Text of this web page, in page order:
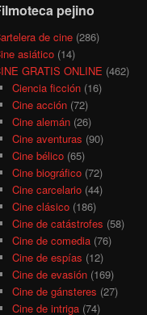
pejino
de cine (286)
asiático (14)
GRATIS ONLINE (462)
Ciencia ficción(16)
Cine acción(72)
Cine alemán(26)
Cine aventuras (90)
Cine bélico(65)
Cine biográfico(72)
Cine carcelario(44)
Cine clásico(186)
Cine de catástrofes (58)
Cine de comedia(76)
Cine de espías (12)
Cine de evasión(169)
Cine de gánsteres (27)
Cine de intriga(74)